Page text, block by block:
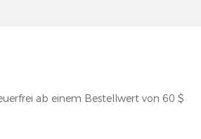
ab einem Bestellwert von 60 $